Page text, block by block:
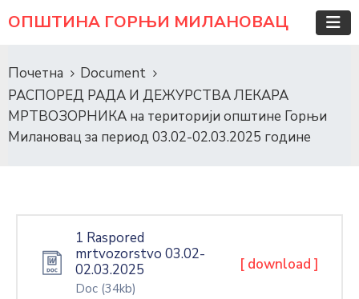
ОПШТИНА ГОРЊИ МИЛАНОВАЦ
Почетна
Document
РАСПОРЕД РАДА И ДЕЖУРСТВА ЛЕКАРА
МРТВОЗОРНИКА на територији општине Горњи
Милановац за период 03.02-02.03.2025 године
1 Raspored
mrtvozorstvo 03.02-
02.03.2025
Doc (34kb)
[ download ]